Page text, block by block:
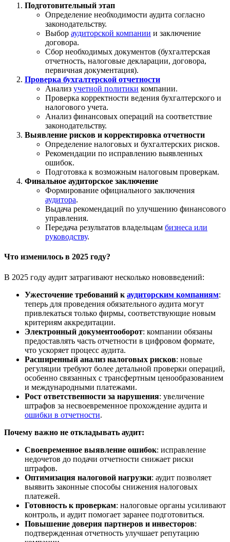
Подготовительный этап
Определение необходимости аудита согласно
законодательству.
Выбор аудиторской компании и заключение
договора.
Сбор необходимых документов (бухгалтерская
отчетность, налоговые декларации, договора,
первичная документация).
Проверка бухгалтерской отчетности
Анализ учетной политики компании.
Проверка корректности ведения бухгалтерского и
налогового учета.
Анализ финансовых операций на соответствие
законодательству.
Выявление рисков и корректировка отчетности
Определение налоговых и бухгалтерских рисков.
Рекомендации по исправлению выявленных
ошибок.
Подготовка к возможным налоговым проверкам.
Финальное аудиторское заключение
Формирование официального заключения
аудитора.
Выдача рекомендаций по улучшению финансового
управления.
Передача результатов владельцам бизнеса или
руководству.
Что изменилось в 2025 году?
В 2025 году аудит затрагивают несколько нововведений:
Ужесточение требований к аудиторским компаниям:
теперь для проведения обязательного аудита могут
привлекаться только фирмы, соответствующие новым
критериям аккредитации.
Электронный документооборот: компании обязаны
предоставлять часть отчетности в цифровом формате,
что ускоряет процесс аудита.
Расширенный анализ налоговых рисков: новые
регуляции требуют более детальной проверки операций,
особенно связанных с трансфертным ценообразованием
и международными платежами.
Рост ответственности за нарушения: увеличение
штрафов за несвоевременное прохождение аудита и
ошибки в отчетности.
Почему важно не откладывать аудит:
Своевременное выявление ошибок: исправление
недочетов до подачи отчетности снижает риски
штрафов.
Оптимизация налоговой нагрузки: аудит позволяет
выявить законные способы снижения налоговых
платежей.
Готовность к проверкам: налоговые органы усиливают
контроль, и аудит помогает заранее подготовиться.
Повышение доверия партнеров и инвесторов:
подтвержденная отчетность улучшает репутацию